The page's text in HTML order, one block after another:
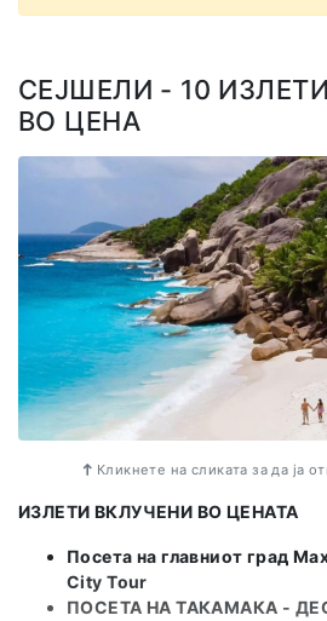
СЕЈШЕЛИ - 10
ВО ЦЕНА
Кликнете на сликата за да ја
ИЗЛЕТИ ВКЛУЧЕНИ ВО ЦЕНАТА
Посета на главниот град
City Tour
ПОСЕТА НА ТАКАМАКА -